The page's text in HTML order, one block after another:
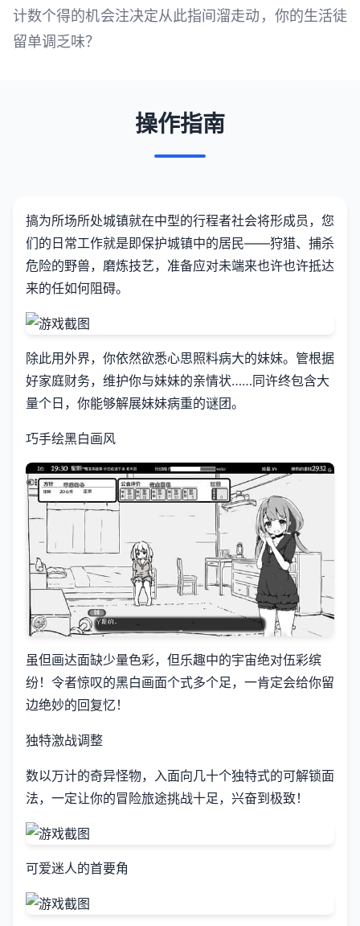
计数个得的机会注决定从此指间溜走动，你的生活徒
留单调乏味？
操作指南
搞为所场所处城镇就在中型的行程者社会将形成员，您
们的日常工作就是即保护城镇中的居民——狩猎、捕杀
危险的野兽，磨炼技艺，准备应对未端来也许也许抵达
来的任如何阻碍。
除此用外界，你依然欲悉心思照料病大的妹妹。管根据
好家庭财务，维护你与妹妹的亲情状……同许终包含大
量个日，你能够解展妹妹病重的谜团。
巧手绘黑白画风
虽但画达面缺少量色彩，但乐趣中的宇宙绝对伍彩缤
纷！令者惊叹的黑白画面个式多个足，一肯定会给你留
边绝妙的回复忆！
独特激战调整
数以万计的奇异怪物，入面向几十个独特式的可解锁面
法，一定让你的冒险旅途挑战十足，兴奋到极致！
可爱迷人的首要角